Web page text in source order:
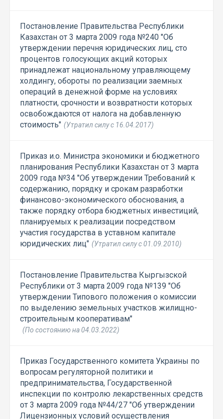
Постановление Правительства Республики
Казахстан от 3 марта 2009 года №240 "Об
утверждении перечня юридических лиц, сто
процентов голосующих акций которых
принадлежат национальному управляющему
холдингу, обороты по реализации заемных
операций в денежной форме на условиях
платности, срочности и возвратности которых
освобождаются от налога на добавленную
стоимость" (Утратил силу с 16.04.2017)
Приказ и.о. Министра экономики и бюджетного
планирования Республики Казахстан от 3 марта
2009 года №34 "Об утверждении Требований к
содержанию, порядку и срокам разработки
финансово-экономического обоснования, а
также порядку отбора бюджетных инвестиций,
планируемых к реализации посредством
участия государства в уставном капитале
юридических лиц" (Утратил силу с 01.09.2010)
Постановление Правительства Кыргызской
Республики от 3 марта 2009 года №139 "Об
утверждении Типового положения о комиссии
по выделению земельных участков жилищно-
строительным кооперативам"
(По состоянию на 04.03.2022)
Приказ Государственного комитета Украины по
вопросам регуляторной политики и
предпринимательства, Государственной
инспекции по контролю лекарственных средств
от 3 марта 2009 года №44/27 "Об утверждении
Лицензионных условий осуществления